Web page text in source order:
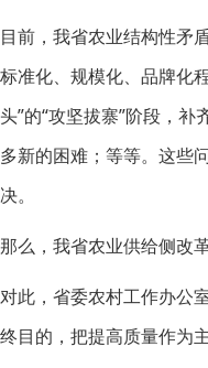
目前，我省农业结构性矛
标准化、规模化、品牌化
头”的“攻坚拔寨”阶段，
多新的困难；等等。这些
决。
那么，我省农业供给侧改
对此，省委农村工作办公
终目的，把提高质量作为